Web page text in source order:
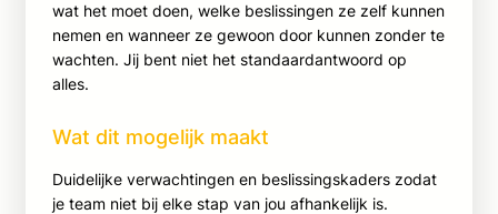
wat het moet doen, welke beslissingen ze zelf kunnen
nemen en wanneer ze gewoon door kunnen zonder te
wachten. Jij bent niet het standaardantwoord op
alles.
Wat dit mogelijk maakt
Duidelijke verwachtingen en beslissingskaders zodat
je team niet bij elke stap van jou afhankelijk is.